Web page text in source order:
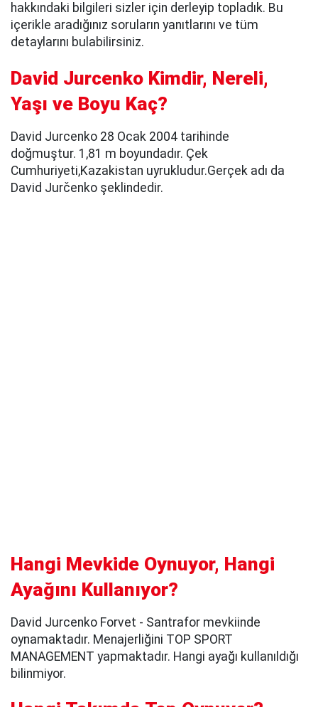
hakkındaki bilgileri sizler için derleyip topladık. Bu
içerikle aradığınız soruların yanıtlarını ve tüm
detaylarını bulabilirsiniz.
David Jurcenko Kimdir, Nereli,
Yaşı ve Boyu Kaç?
David Jurcenko 28 Ocak 2004 tarihinde
doğmuştur. 1,81 m boyundadır. Çek
Cumhuriyeti,Kazakistan uyrukludur.Gerçek adı da
David Jurčenko şeklindedir.
Hangi Mevkide Oynuyor, Hangi
Ayağını Kullanıyor?
David Jurcenko Forvet - Santrafor mevkiinde
oynamaktadır. Menajerliğini TOP SPORT
MANAGEMENT yapmaktadır. Hangi ayağı kullanıldığı
bilinmiyor.